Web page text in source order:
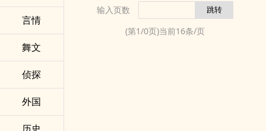
言情
舞文
侦探
外国
输入页数
(第1/0页)当前16条/页